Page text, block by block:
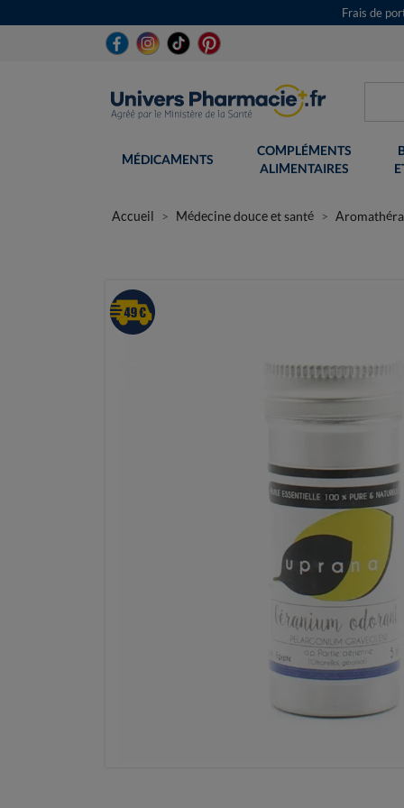
Frais de
MÉDICAMENTS
COMPLÉMENTS
ALIMENTAIRES
Accueil Médecine douce et santé